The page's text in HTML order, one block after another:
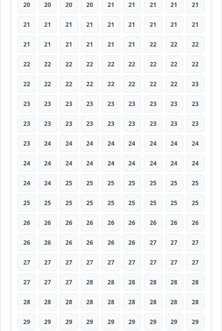
20 20 20 20 21 21 21 21 21
21 21 21 21 21 21 21 21 21
21 21 21 21 21 21 22 22 22
22 22 22 22 22 22 22 22 22
22 22 22 22 22 22 22 22 23
23 23 23 23 23 23 23 23 23
23 23 23 23 23 23 23 23 23
23 24 24 24 24 24 24 24 24
24 24 24 24 24 24 24 24 24
24 24 25 25 25 25 25 25 25
25 25 25 25 25 25 25 25 25
26 26 26 26 26 26 26 26 26
26 26 26 26 26 26 27 27 27
27 27 27 27 27 27 27 27 27
27 27 27 28 28 28 28 28 28
28 28 28 28 28 28 28 28 28
29 29 29 29 29 29 29 29 29